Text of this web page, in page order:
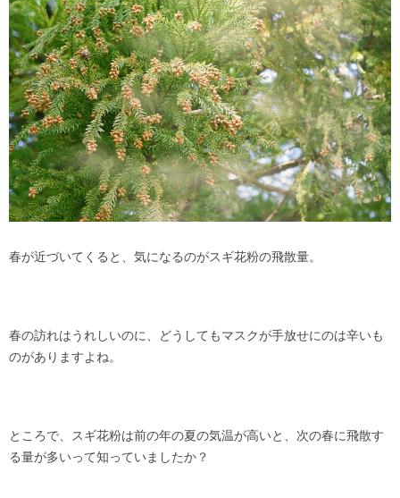
春が近づいてくると、気になるのがスギ花粉の飛散量。
春の訪れはうれしいのに、どうしてもマスクが手放せにのは辛いも
のがありますよね。
ところで、スギ花粉は前の年の夏の気温が高いと、次の春に飛散す
る量が多いって知っていましたか？